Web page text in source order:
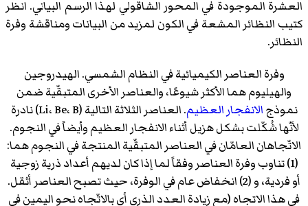
العشرة الموجودة في المحور الشاقولي لهذا الرسم البياني. انظر
كتيب النظائر المشعة في الكون لمزيد من البيانات ومناقشة وفرة
النظائر.
وفرة العناصر الكيميائية في النظام الشمسي. الهيدروجين
والهيليوم هما الأكثر شيوعًا، والعناصر الأخرى المتبقّية ضمن
نموذجالانفجار العظيم
. العناصر الثلاثة التالية (Li، Be، B) نادرة
لأنّها شُكّلت بشكل هزيل أثناء الانفجار العظيم وأيضاً في النجوم.
الاتّجاهان العامّان في العناصر المتبقّية المنتجة في النجوم هما:
(1) تناوب وفرة العناصر وفقاً لما إذا كان لديهم أعداد ذرية زوجية
أو فردية، و (2) انخفاض عام في الوفرة، حيث تصبح العناصر أثقل.
في هذا الاتجاه (مع زيادة العدد الذري أي بالاتّجاه نحو اليمين في